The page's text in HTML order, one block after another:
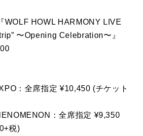
WOLF HOWL HARMONY LIVE
〜Opening Celebration〜』
：全席指定 ¥10,450 (チケット
：全席指定 ¥9,350
税)